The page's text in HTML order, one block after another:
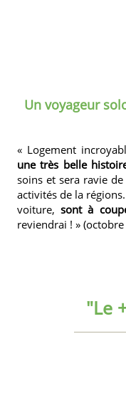
Un voyageur
« Logement
une très belle
soins et sera ravie
activités de la régions.
voiture,sont à
reviendrai ! »
"Le